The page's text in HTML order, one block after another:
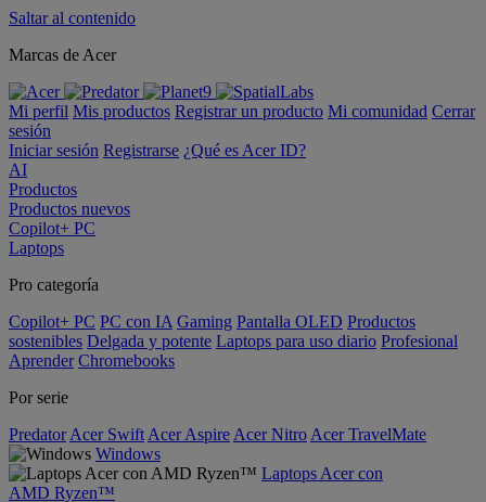
Saltar al contenido
Marcas de Acer
Mi perfil Mis productos Registrar un producto Mi comunidad Cerrar
sesión
Iniciar sesión Registrarse ¿Qué es Acer ID?
AI
Productos
Productos nuevos
Copilot+ PC
Laptops
Pro categoría
Copilot+ PC PC con IA Gaming Pantalla OLED Productos
sostenibles Delgada y potente Laptops para uso diario Profesional
Aprender Chromebooks
Por serie
Predator Acer Swift Acer Aspire Acer Nitro Acer TravelMate
Windows
Laptops Acer con
AMD Ryzen™